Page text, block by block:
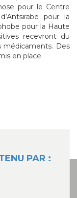
pour le Centre
pour la
pour la Haute
recevront du
médicaments. Des
en place.
PAR :